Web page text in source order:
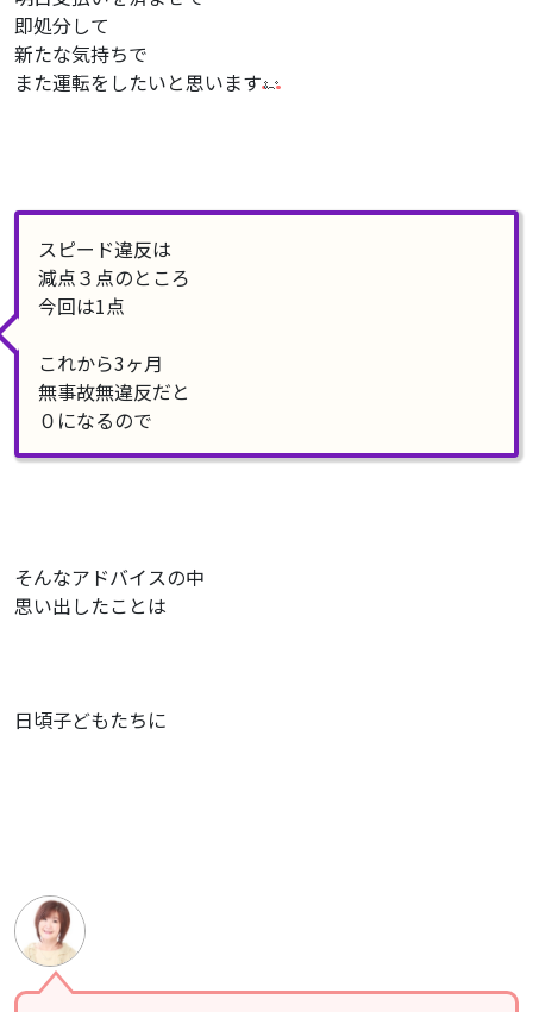
即処分して
新たな気持ちで
また運転をしたいと思います
スピード違反は
減点３点のところ
今回は1点
これから3ヶ月
無事故無違反だと
０になるので
そんなアドバイスの中
思い出したことは
日頃子どもたちに